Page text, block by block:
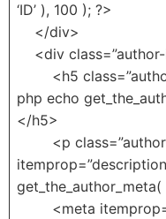
‘ID’ ), 100 ); ?>
</div>
<div class=”author-
<h5
php echo
</h5>
<p class=”author-
get_the_author_meta(
<meta